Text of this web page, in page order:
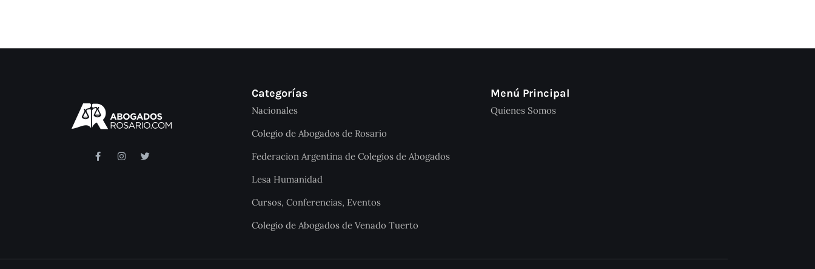
Categorías
Nacionales
Colegio de Abogados de Rosario
Federacion Argentina de Colegios de Abogados
Lesa Humanidad
Cursos, Conferencias, Eventos
Colegio de Abogados de Venado Tuerto
Menú Principal
Quienes Somos